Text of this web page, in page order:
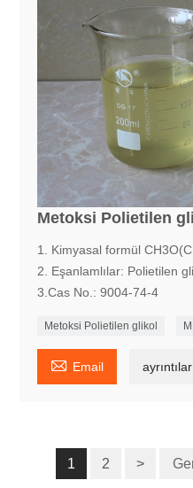
Metoksi Polietilen
1. Kimyasal formül
2. Eşanlamlılar: Polietilen
3.Cas No.: 9004-74-4
Metoksi Polietilen glikol
 Email ayrıntılar
1 2 >